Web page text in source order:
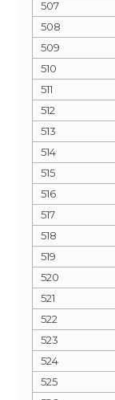
507
508
509
510
511
512
513
514
515
516
517
518
519
520
521
522
523
524
525